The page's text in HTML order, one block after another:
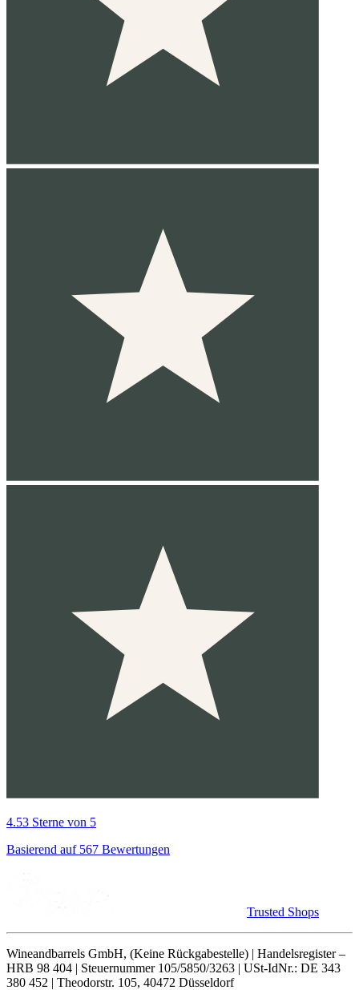
4.53 Sterne von 5
Basierend auf 567 Bewertungen
Trusted Shops
Wineandbarrels GmbH, (Keine Rückgabestelle) | Handelsregister –
HRB 98 404 | Steuernummer 105/5850/3263 | USt-IdNr.: DE 343
380 452 | Theodorstr. 105, 40472 Düsseldorf